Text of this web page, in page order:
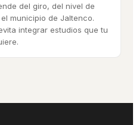
del giro, del nivel de
municipio de Jaltenco.
integrar estudios que tu